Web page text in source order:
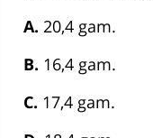
A. 20,4
B. 16,4 gam.
C. 17,4